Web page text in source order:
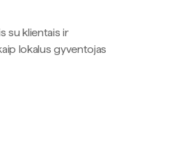
su klientais ir
lokalus gyventojas